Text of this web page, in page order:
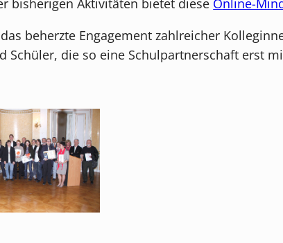
beherzte Engagement zahlreicher
Schüler, die so eine Schulpartnerschaft erst